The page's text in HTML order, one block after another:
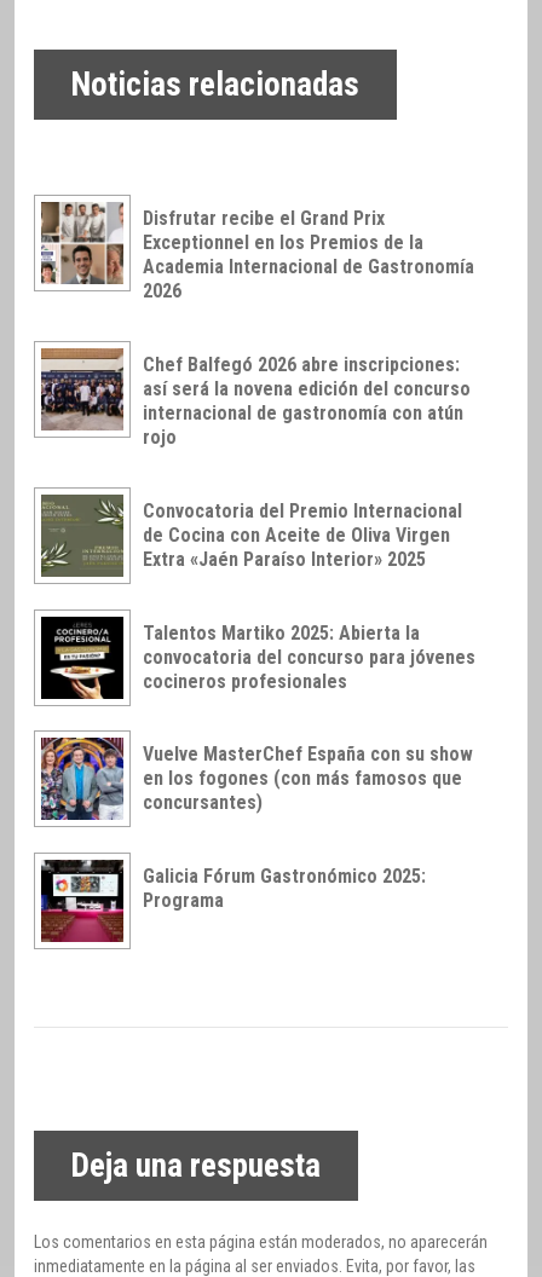
Noticias relacionadas
Disfrutar recibe el Grand Prix
Exceptionnel en los Premios de la
Academia Internacional de Gastronomía
2026
Chef Balfegó 2026 abre inscripciones:
así será la novena edición del concurso
internacional de gastronomía con atún
rojo
Convocatoria del Premio Internacional
de Cocina con Aceite de Oliva Virgen
Extra «Jaén Paraíso Interior» 2025
Talentos Martiko 2025: Abierta la
convocatoria del concurso para jóvenes
cocineros profesionales
Vuelve MasterChef España con su show
en los fogones (con más famosos que
concursantes)
Galicia Fórum Gastronómico 2025:
Programa
Deja una respuesta
Los comentarios en esta página están moderados, no aparecerán
inmediatamente en la página al ser enviados. Evita, por favor, las